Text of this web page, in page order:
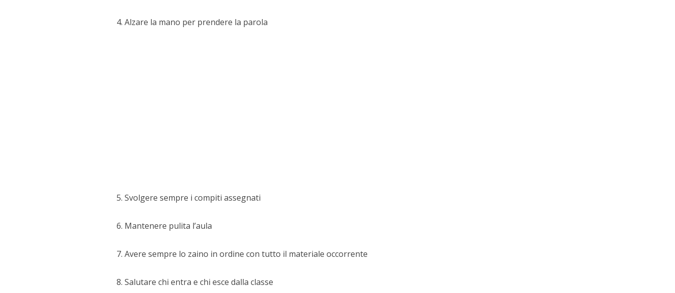
Alzare la mano per prendere la parola
Svolgere sempre i compiti assegnati
Mantenere pulita l’aula
Avere sempre lo zaino in ordine con tutto il materiale occorrente
Salutare chi entra e chi esce dalla classe